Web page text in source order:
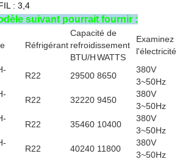
: 3,4
suivant pourrait fournir :
Réfrigérant
Capacité de
refroidissement
Examinez
l'électricité
BTU/HWATTS
R22 29500 8650
380V
3~50Hz
R22 32220 9450
380V
3~50Hz
R22 35460 10400
380V
3~50Hz
R22 40240 11800
380V
3~50Hz